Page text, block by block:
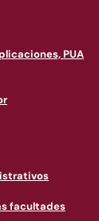
PUA
facultades